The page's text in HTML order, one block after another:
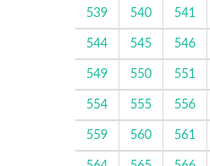
539 540 541
544 545 546
549 550 551
554 555 556
559 560 561